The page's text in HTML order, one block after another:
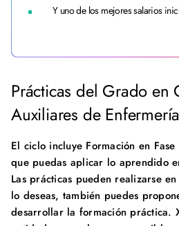
Y uno de los mejores salarios
Prácticas del Grado en
Auxiliares de
El ciclo incluye Formación en
que puedas aplicar lo aprendido
Las prácticas pueden realizarse
lo deseas, también puedes
desarrollar la formación práctica.